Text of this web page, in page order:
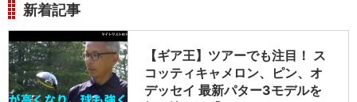
新着記事
【ギア王】ツアーでも注目！ ス
コッティキャメロン、ピン、オ
デッセイ 最新パター3モデルを